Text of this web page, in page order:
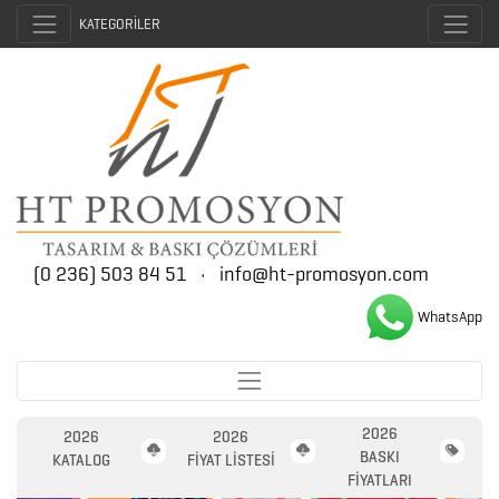
PROMOSYON
KATEGORİLER
(0 236) 503 84 51 • info@ht-promosyon.com
WhatsApp
2026
KATALOG
2026
FİYAT LİSTESİ
2026
BASKI
FİYATLARI